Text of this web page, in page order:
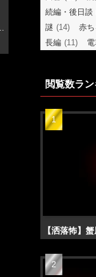
続編・後日談
謎 (14) 赤
長編 (11)
閲覧数ラ
【洒落怖】